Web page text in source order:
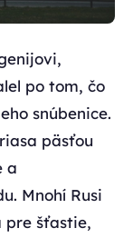
po tom, čo
snúbenice.
päsťou
a
Mnohí Rusi
pre šťastie,